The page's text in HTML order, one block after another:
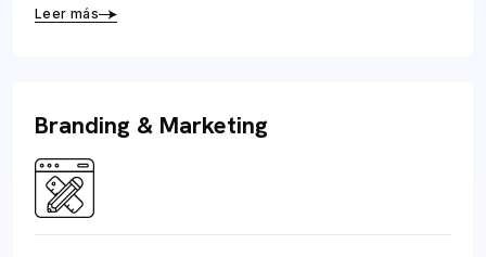
Leer más
Branding & Marketing